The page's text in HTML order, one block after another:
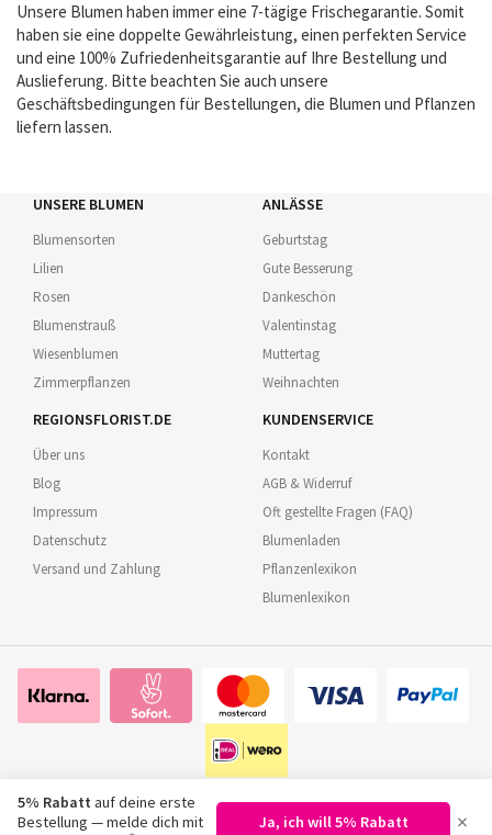
Unsere Blumen haben immer eine 7-tägige Frischegarantie. Somit
haben sie eine doppelte Gewährleistung, einen perfekten Service
und eine 100% Zufriedenheitsgarantie auf Ihre Bestellung und
Auslieferung. Bitte beachten Sie auch unsere
Geschäftsbedingungen für Bestellungen, die Blumen und Pflanzen
liefern lassen.
UNSERE BLUMEN
Blumensorten
Lilien
Rosen
Blumenstrauß
Wiesenblumen
Zimmerpflanzen
ANLÄSSE
Geburtstag
Gute Besserung
Dankeschön
Valentinstag
Muttertag
Weihnachten
REGIONSFLORIST.DE
Über uns
Blog
Impressum
Datenschutz
Versand und Zahlung
KUNDENSERVICE
Kontakt
AGB & Widerruf
Oft gestellte Fragen (FAQ)
Blumenladen
Pflanzenlexikon
Blumenlexikon
5% Rabatt auf deine erste
Bestellung — melde dich mit
Ja, ich will 5% Rabatt ×